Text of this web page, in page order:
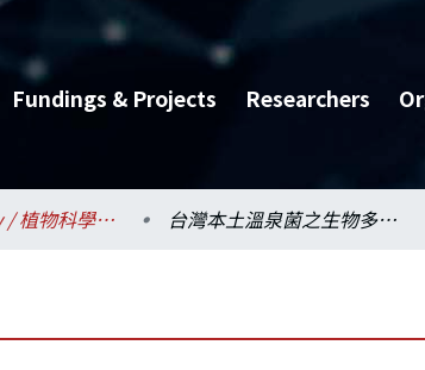
Fundings & Projects Researchers
Plant Biology / 植物科學研究所 台灣本土溫泉菌之生物多樣性調查以及本土嗜熱菌種源庫之建立(IV)